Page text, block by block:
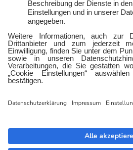
Geschäftskunden
Gewerbestrom
Gewerbegas
ImpressumDatenschutz